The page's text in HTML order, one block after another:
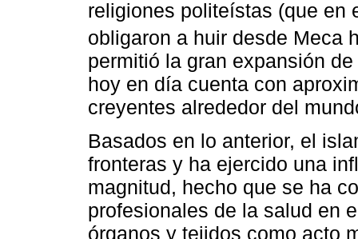
religiones politeístas (que en
obligaron a huir desde Meca
permitió la gran expansión
hoy en día cuenta con
creyentes alrededor del
Basados en lo anterior, el
fronteras y ha ejercido una
magnitud, hecho que se ha
profesionales de la salud en
órganos y tejidos como acto